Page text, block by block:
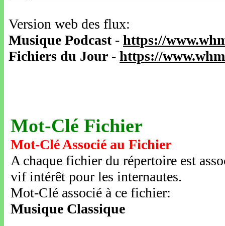
Version web des flux:
Musique Podcast- https://
Fichiers du Jour - https://
Mot-Clé Fichier
Mot-Clé Associé au Fichier
A chaque fichier du répertoire est
vif intérêt pour les internautes.
Mot-Clé associé à ce fichier:
Musique Classique